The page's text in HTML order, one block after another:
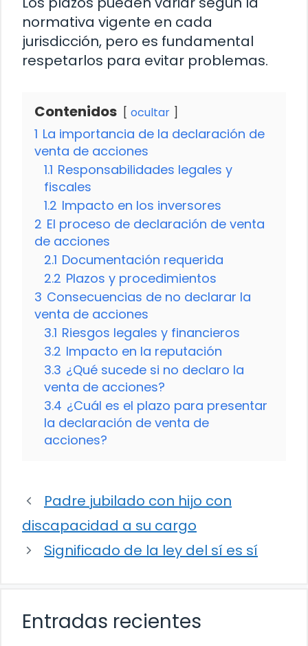
normativa vigente en cada
jurisdicción, pero es fundamental
respetarlos para evitar problemas.
Contenidos ocultar
1 La importancia de la declaración de
venta de acciones
1.1 Responsabilidades legales y
fiscales
1.2 Impacto en los inversores
2 El proceso de declaración de venta
de acciones
2.1 Documentación requerida
2.2 Plazos y procedimientos
3 Consecuencias de no declarar la
venta de acciones
3.1 Riesgos legales y financieros
3.2 Impacto en la reputación
3.3 ¿Qué sucede si no declaro la
venta de acciones?
3.4 ¿Cuál es el plazo para presentar
la declaración de venta de
acciones?
Padre jubilado con hijo con
discapacidad a su cargo
Significado de la ley del sí es sí
Entradas recientes